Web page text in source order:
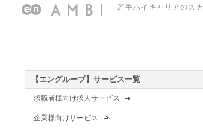
若手ハイキャリアのス
【エングループ】サービス一覧
求職者様向け求人サービス
企業様向けサービス